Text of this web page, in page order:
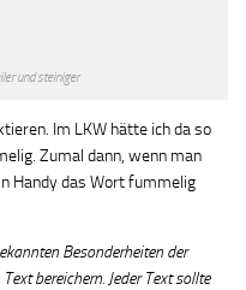
und steiniger
Im LKW hätte ich da so
Zumal dann, wenn man
Handy das Wort fummelig
Besonderheiten der
bereichern. Jeder Text sollte